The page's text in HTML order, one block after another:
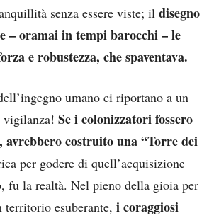
senza essere viste; il disegno
– oramai in tempi barocchi – le
e robustezza, che spaventava.
umano ci riportano a un
vigilanza! Se i colonizzatori fossero
costruito una “Torre dei
per godere di quell’acquisizione
fu la realtà. Nel pieno della gioia per
esuberante, i coraggiosi